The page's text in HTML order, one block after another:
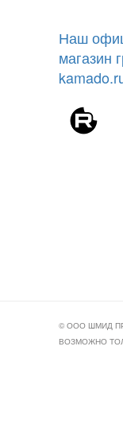
Наш
магазин
© ООО ШМИД
ВОЗМОЖНО